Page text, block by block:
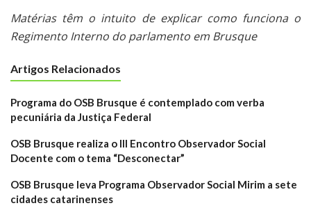
Matérias têm o intuito de explicar como funciona o
Regimento Interno do parlamento em Brusque
Artigos Relacionados
Programa do OSB Brusque é contemplado com verba
pecuniária da Justiça Federal
OSB Brusque realiza o III Encontro Observador Social
Docente com o tema “Desconectar”
OSB Brusque leva Programa Observador Social Mirim a sete
cidades catarinenses